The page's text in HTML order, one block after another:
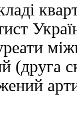
(друга